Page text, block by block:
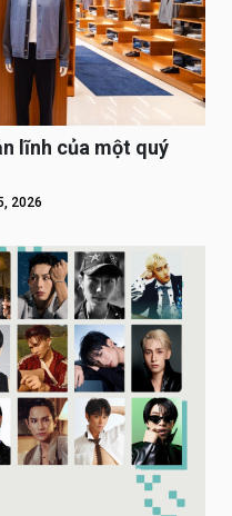
lĩnh của một quý
2026